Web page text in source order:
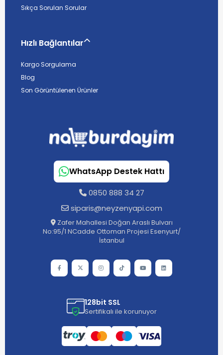
Sıkça Sorulan Sorular
Hızlı Bağlantılar
Kargo Sorgulama
Blog
Son Görüntülenen Ürünler
WhatsApp Destek Hattı
0850 888 34 27
siparis@neyzenyapi.com
Zafer Mahallesi Doğan Araslı Bulvarı
No:95/1 NCadde Ottoman Projesi Esenyurt/
İstanbul
128bit SSL
Sertifikalı ile korunuyor